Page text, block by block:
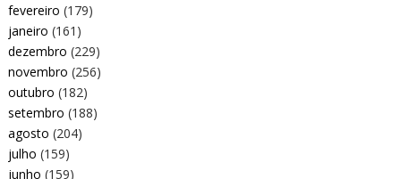
fevereiro (179)
janeiro (161)
dezembro (229)
novembro (256)
outubro (182)
setembro (188)
agosto (204)
julho (159)
junho (159)